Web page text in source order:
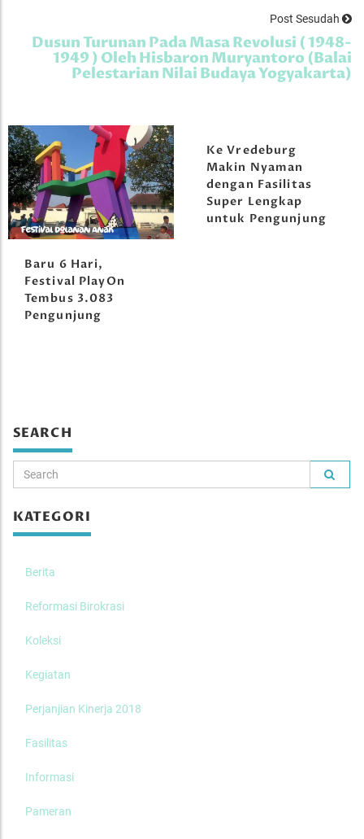
Post Sesudah
Dusun Turunan Pada Masa Revolusi ( 1948-
1949 ) Oleh Hisbaron Muryantoro (Balai
Pelestarian Nilai Budaya Yogyakarta)
Baru 6 Hari,
Festival PlayOn
Tembus 3.083
Pengunjung
Ke Vredeburg
Makin Nyaman
dengan Fasilitas
Super Lengkap
untuk Pengunjung
SEARCH
KATEGORI
Berita
Reformasi Birokrasi
Koleksi
Kegiatan
Perjanjian Kinerja 2018
Fasilitas
Informasi
Pameran